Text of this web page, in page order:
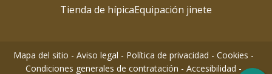
Tienda de hípicaEquipación jinete
Mapa del sitio - Aviso legal - Política de privacidad - Cookies -
Condiciones generales de contratación - Accesibilidad -